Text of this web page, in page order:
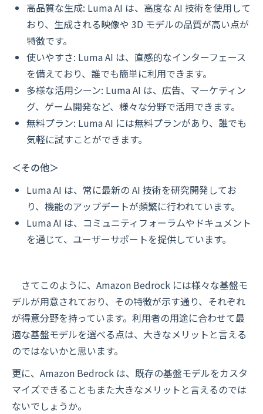
高品質な生成: Luma AI は、高度な AI 技術を使用して
おり、生成される映像や 3D モデルの品質が高い点が
特徴です。
使いやすさ: Luma AI は、直感的なインターフェース
を備えており、誰でも簡単に利用できます。
多様な活用シーン: Luma AI は、広告、マーケティン
グ、ゲーム開発など、様々な分野で活用できます。
無料プラン: Luma AI には無料プランがあり、誰でも
気軽に試すことができます。
＜その他＞
Luma AI は、常に最新の AI 技術を研究開発してお
り、機能のアップデートが頻繁に行われています。
Luma AI は、コミュニティフォーラムやドキュメント
を通じて、ユーザーサポートを提供しています。
さてこのように、Amazon Bedrock には様々な基盤モ
デルが用意されており、その特徴が示す通り、それぞれ
が得意分野を持っています。利用者の用途に合わせて最
適な基盤モデルを選べる点は、大きなメリットと言える
のではないかと思います。
更に、Amazon Bedrock は、既存の基盤モデルをカスタ
マイズできることもまた大きなメリットと言えるのでは
ないでしょうか。